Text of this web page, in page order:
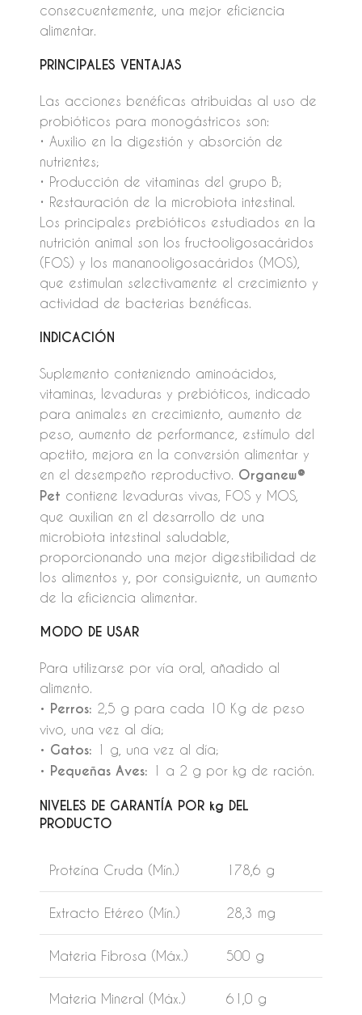
consecuentemente, una mejor eficiencia
alimentar.
PRINCIPALES VENTAJAS
Las acciones benéficas atribuidas al uso de
probióticos para monogástricos son:
• Auxilio en la digestión y absorción de
nutrientes;
• Producción de vitaminas del grupo B;
• Restauración de la microbiota intestinal.
Los principales prebióticos estudiados en la
nutrición animal son los fructooligosacáridos
(FOS) y los mananooligosacáridos (MOS),
que estimulan selectivamente el crecimiento y
actividad de bacterias benéficas.
INDICACIÓN
Suplemento conteniendo aminoácidos,
vitaminas, levaduras y prebióticos, indicado
para animales en crecimiento, aumento de
peso, aumento de performance, estímulo del
apetito, mejora en la conversión alimentar y
en el desempeño reproductivo. Organew®
Pet contiene levaduras vivas, FOS y MOS,
que auxilian en el desarrollo de una
microbiota intestinal saludable,
proporcionando una mejor digestibilidad de
los alimentos y, por consiguiente, un aumento
de la eficiencia alimentar.
MODO DE USAR
Para utilizarse por vía oral, añadido al
alimento.
• Perros: 2,5 g para cada 10 Kg de peso
vivo, una vez al día;
• Gatos: 1 g, una vez al día;
• Pequeñas Aves: 1 a 2 g por kg de ración.
NIVELES DE GARANTÍA POR kg DEL
PRODUCTO
Proteína Cruda (Mín.) 178,6 g
Extracto Etéreo (Mín.) 28,3 mg
Materia Fibrosa (Máx.) 500 g
Materia Mineral (Máx.) 61,0 g